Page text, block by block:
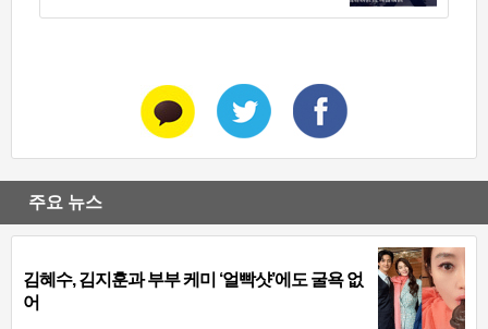
주요 뉴스
김혜수, 김지훈과 부부 케미 ‘얼빡샷’에도 굴욕 없
어